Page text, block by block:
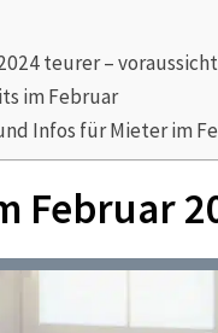
teurer –
im Februar
Infos für Mieter im
Februar